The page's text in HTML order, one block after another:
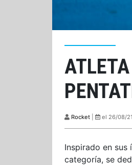
Rocket el 26/08/
Inspirado en sus
categoría, se